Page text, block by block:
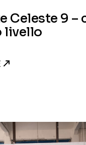
Celeste 9 –
livello